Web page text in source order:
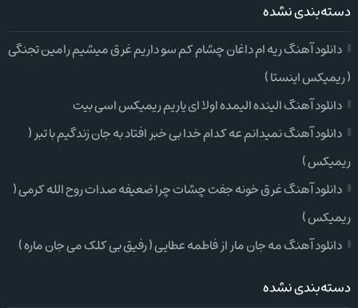
دسته‌بندی نشده
دانلود آهنگ ریه ام داغان چشام کم سو داریم غرق میشیم رامین تجنگی
( ریمیکس اینستا )
دانلود آهنگ الینده الیمده اولا ای یاریم ریمیکس اسی بیت
دانلود آهنگ نمیدانم عه کدام خدا بی خبر افتاد به جان زندگیم با تبر (
ریمیکس )
دانلود آهنگ غرق خونه جفت چشات چرا ضعیفه صدات روح الله کرمی (
ریمیکس )
دانلود آهنگ مه جان مار از فاطمه عطایی ( رفیق بی کلک می جان ماره )
دسته‌بندی نشده